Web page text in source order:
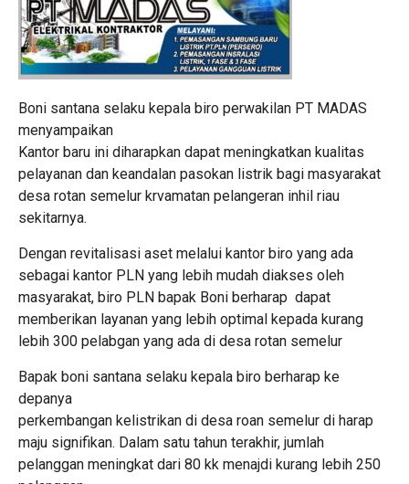
Boni santana selaku kepala biro perwakilan PT MADAS
menyampaikan
Kantor baru ini diharapkan dapat meningkatkan kualitas
pelayanan dan keandalan pasokan listrik bagi masyarakat
desa rotan semelur krvamatan pelangeran inhil riau
sekitarnya.
Dengan revitalisasi aset melalui kantor biro yang ada
sebagai kantor PLN yang lebih mudah diakses oleh
masyarakat, biro PLN bapak Boni berharap dapat
memberikan layanan yang lebih optimal kepada kurang
lebih 300 pelabgan yang ada di desa rotan semelur
Bapak boni santana selaku kepala biro berharap ke
depanya
perkembangan kelistrikan di desa roan semelur di harap
maju signifikan. Dalam satu tahun terakhir, jumlah
pelanggan meningkat dari 80 kk menajdi kurang lebih 250